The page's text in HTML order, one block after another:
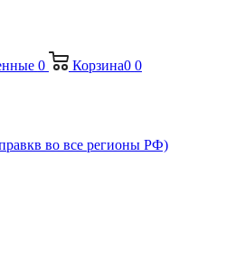
0 Корзина0 0
во все регионы РФ)